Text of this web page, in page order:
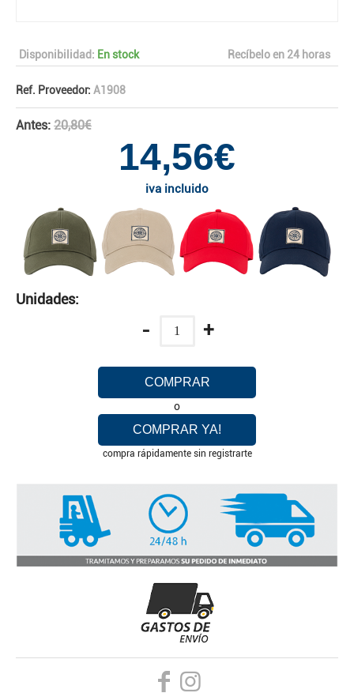
Disponibilidad: En stock Recíbelo en 24 horas
Ref. Proveedor: A1908
Antes: 20,80€
14,56€
iva incluido
Unidades:
- +
COMPRAR
o
COMPRAR YA!
compra rápidamente sin registrarte